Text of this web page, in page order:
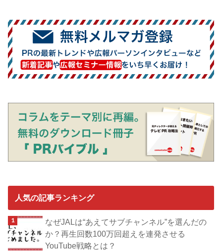
人気の記事ランキング
なぜJALは“あえてサブチャンネル”を選んだの
か？再生回数100万回超えを連発させる
YouTube戦略とは？